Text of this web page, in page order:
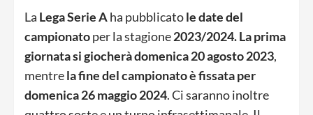
La Lega Serie Aha pubblicatole date del
campionatoper la stagione2023/2024.La prima
giornata si giocherà domenica 20 agosto 2023,
mentrela fine del campionato è fissata per
domenica 26 maggio 2024. Ci saranno inoltre